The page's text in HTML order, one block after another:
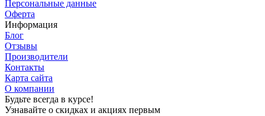
Персональные данные
Оферта
Информация
Блог
Отзывы
Производители
Контакты
Карта сайта
О компании
Будьте всегда в курсе!
Узнавайте о скидках и акциях первым